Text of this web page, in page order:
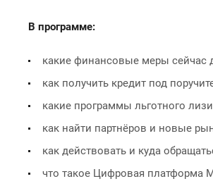
В программе:
какие финансовые меры сейчас
как получить кредит под
какие программы льготного
как найти партнёров и новые
как действовать и куда
что такое Цифровая платформа